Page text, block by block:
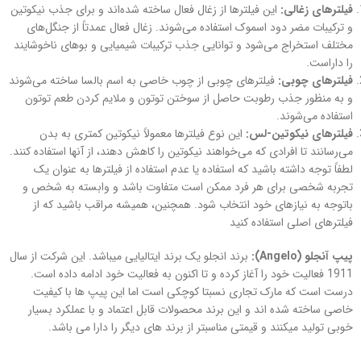
فیلترهای زغالی: این فیلترها از زغال فعال ساخته شده‌اند و برای جذب نیکوتین
و ترکیبات مضر دود اسموک استفاده می‌شوند. زغال فعال عمدتاً از جنگل‌های
مختلف استخراج می‌شود و توانایی جذب ترکیبات شیمیایی و بوهای ناخوشایند
را داراست.
فیلترهای چوبی: فیلترهای چوبی از چوب خاصی به اسم بالسا ساخته می‌شوند
و به منظور جذب رطوبت حاصل از سوختن توتون و ملایم کردن طعم توتون
استفاده می‌شوند.
فیلترهای نیکوتین-لس: این نوع فیلترها معمولاً نیکوتین کمتری به بدن
می‌رسانند تا افرادی که می‌خواهند نیکوتین را کاهش دهند، از آنها استفاده کنند.
لطفاً توجه داشته باشید که استفاده یا عدم استفاده از فیلترها به عنوان یک
تجربه شخصی برای هر فرد ممکن است متفاوت باشد و وابسته به شخص و
باتوجه به نیازهای خود انتخاب شود. همچنین، همیشه مراقب باشید که از
فیلترهای اصلی استفاده کنید
پیپ آنجلو (Angelo
): برند انجلو یک برند ایتالیایی میباشد. این شرکت از سال
1911 فعالیت خود را آغاز کرده و تا اکنون به فعالیت خود ادامه داده است.
درست است که مارک تجاری نسبتا کوچکی است اما این پیپ ها با کیفیت
خاصی ساخته شده اند و این برند محصولات قابل اعتماد و با عملکرد بسیار
خوبی تولید میکنند و قیمتی مناسبتر از برند های دیگر را دارا می باشد.